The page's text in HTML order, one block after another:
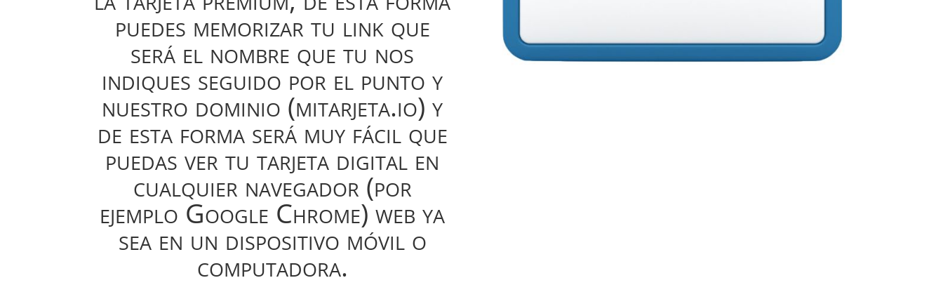
puedes memorizar tu link que
será el nombre que tu nos
indiques seguido por el punto y
nuestro dominio (mitarjeta.io) y
de esta forma será muy fácil que
puedas ver tu tarjeta digital en
cualquier navegador (por
ejemplo Google Chrome) web ya
sea en un dispositivo móvil o
computadora.